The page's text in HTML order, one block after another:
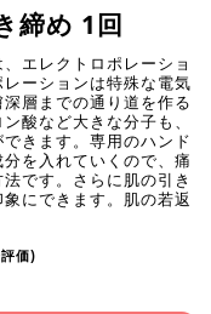
締め 1回
エレクトロポレーショ
ーションは特殊な電気
層までの通り道を作る
酸など大きな分子も、
きます。専用のハンド
を入れていくので、痛
です。さらに肌の引き
にできます。肌の若返
価)